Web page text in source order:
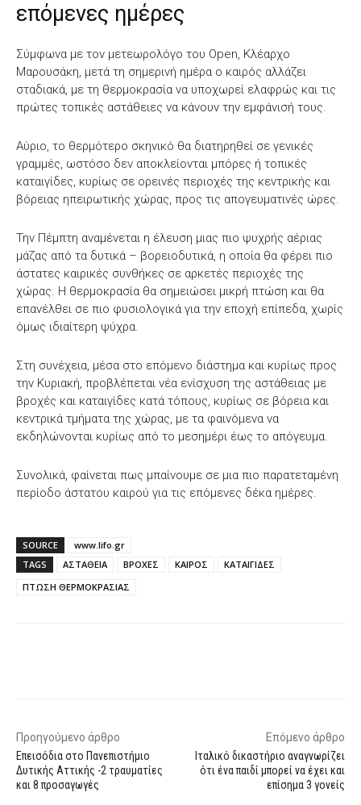
επόμενες ημέρες
Σύμφωνα με τον μετεωρολόγο του Open, Κλέαρχο
Μαρουσάκη, μετά τη σημερινή ημέρα ο καιρός αλλάζει
σταδιακά, με τη θερμοκρασία να υποχωρεί ελαφρώς και τις
πρώτες τοπικές αστάθειες να κάνουν την εμφάνισή τους.
Αύριο, το θερμότερο σκηνικό θα διατηρηθεί σε γενικές
γραμμές, ωστόσο δεν αποκλείονται μπόρες ή τοπικές
καταιγίδες, κυρίως σε ορεινές περιοχές της κεντρικής και
βόρειας ηπειρωτικής χώρας, προς τις απογευματινές ώρες.
Την Πέμπτη αναμένεται η έλευση μιας πιο ψυχρής αέριας
μάζας από τα δυτικά – βορειοδυτικά, η οποία θα φέρει πιο
άστατες καιρικές συνθήκες σε αρκετές περιοχές της
χώρας. Η θερμοκρασία θα σημειώσει μικρή πτώση και θα
επανέλθει σε πιο φυσιολογικά για την εποχή επίπεδα, χωρίς
όμως ιδιαίτερη ψύχρα.
Στη συνέχεια, μέσα στο επόμενο διάστημα και κυρίως προς
την Κυριακή, προβλέπεται νέα ενίσχυση της αστάθειας με
βροχές και καταιγίδες κατά τόπους, κυρίως σε βόρεια και
κεντρικά τμήματα της χώρας, με τα φαινόμενα να
εκδηλώνονται κυρίως από το μεσημέρι έως το απόγευμα.
Συνολικά, φαίνεται πως μπαίνουμε σε μια πιο παρατεταμένη
περίοδο άστατου καιρού για τις επόμενες δέκα ημέρες.
SOURCE
www.lifo.gr
TAGS
ΑΣΤΑΘΕΙΑ ΒΡΟΧΕΣ ΚΑΙΡΟΣ
ΚΑΤΑΙΓΙΔΕΣ
ΠΤΩΣΗ ΘΕΡΜΟΚΡΑΣΙΑΣ
Προηγούμενο άρθρο
Επεισόδια στο Πανεπιστήμιο
Δυτικής Αττικής -2 τραυματίες
και 8 προσαγωγές
Επόμενο άρθρο
Ιταλικό δικαστήριο αναγνωρίζει
ότι ένα παιδί μπορεί να έχει και
επίσημα 3 γονείς